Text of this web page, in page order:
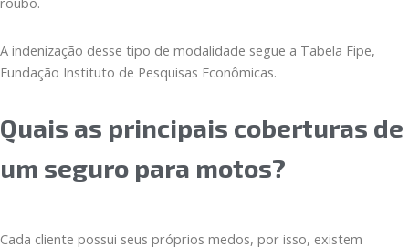
A indenização desse tipo de modalidade segue a Tabela Fipe,
Fundação Instituto de Pesquisas Econômicas.
Quais as principais coberturas de
um seguro para motos?
Cada cliente possui seus próprios medos, por isso, existem